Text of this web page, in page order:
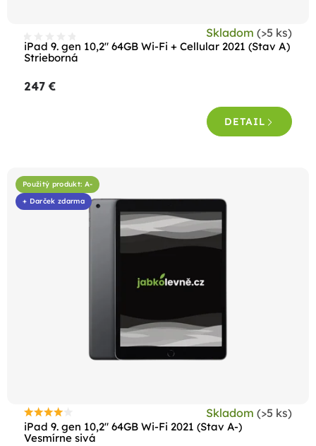
iPad 9. gen 10,2" 64GB Wi-Fi + Cellular 2021 (Stav A)
Strieborná
Skladom (>5 ks)
247 €
DETAIL
Použitý produkt: A-
+ Darček zdarma
iPad 9. gen 10,2" 64GB Wi-Fi 2021 (Stav A-)
Vesmírne sivá
Priemerné
hodnotenie
Skladom (>5 ks)